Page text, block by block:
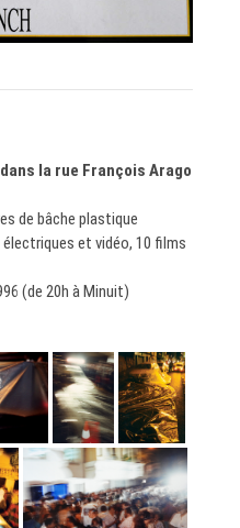
la rue François Arago
de bâche plastique
et vidéo, 10 films
(de 20h à Minuit)